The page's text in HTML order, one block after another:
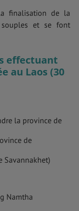
finalisation de la
souples et se font
effectuant
au Laos (30
la province de
de
Savannakhet)
Namtha